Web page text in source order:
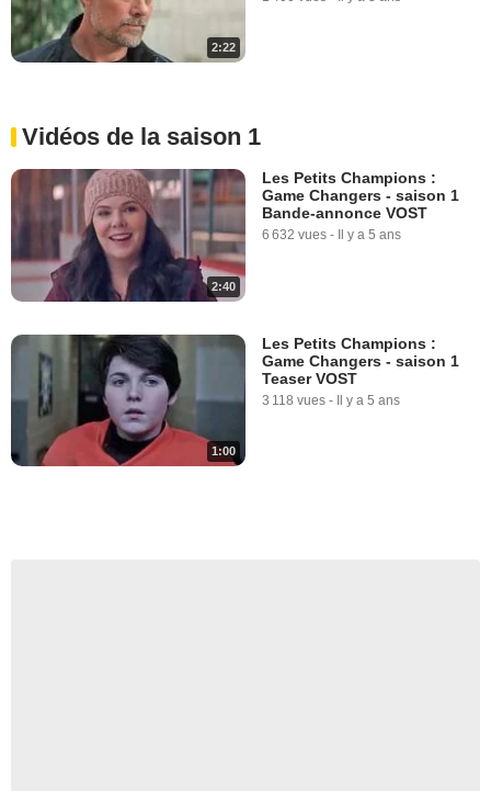
2:22
Vidéos de la saison 1
2:40
Les Petits Champions :
Game Changers - saison 1
Bande-annonce VOST
6 632 vues - Il y a 5 ans
1:00
Les Petits Champions :
Game Changers - saison 1
Teaser VOST
3 118 vues - Il y a 5 ans